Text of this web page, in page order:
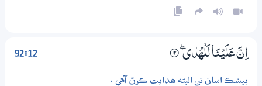
92:12 اِنَّ عَلَيْنَا لَلْهُدٰى ڮ ۝12
بيشڪ اسان تي البته هدايت ڪرڻ آهي .